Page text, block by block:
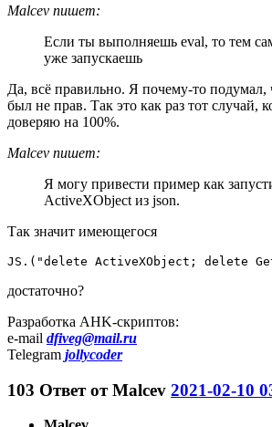
Malcev пишет:
Если ты выполняешь eval, то тем
уже запускаешь
Да, всё правильно. Я почему-то подумал,
был не прав. Так это как раз тот случай,
доверяю на 100%.
Malcev пишет:
Я могу привести пример как
ActiveXObject из json.
Так значит имеющегося
JS.("delete ActiveXObject; delete
достаточно?
Разработка AHK-скриптов:
e-mail dfiveg@mail.ru
Telegram jollycoder
103 Ответ отMalcev 2021-02-10